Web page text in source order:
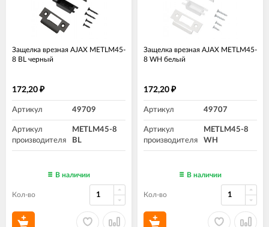
Защелка врезная AJAX METLM45-
8 BL черный
172,20 ₽
Артикул 49709
Артикул
производителя
METLM45-8
BL
В наличии
Кол-во
Защелка врезная AJAX METLM45-
8 WH белый
172,20 ₽
Артикул 49707
Артикул
производителя
METLM45-8
WH
В наличии
Кол-во